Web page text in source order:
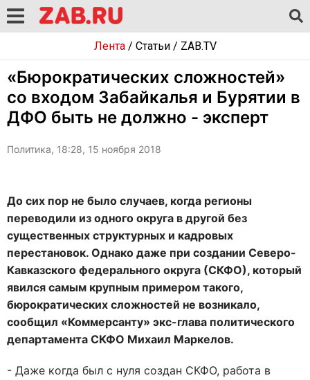
Лента/ Статьи/ ZAB.TV
«Бюрократических сложностей»
со входом Забайкалья и Бурятии в
ДФО быть не должно - эксперт
Политика, 18:28, 15 ноября 2018
До сих пор не было случаев, когда регионы
переводили из одного округа в другой без
существенных структурных и кадровых
перестановок. Однако даже при создании Северо-
Кавказского федерального округа (СКФО), который
явился самым крупным примером такого,
бюрократических сложностей не возникало,
сообщил «Коммерсанту» экс-глава политического
департамента СКФО Михаил Маркелов.
- Даже когда был с нуля создан СКФО, работа в